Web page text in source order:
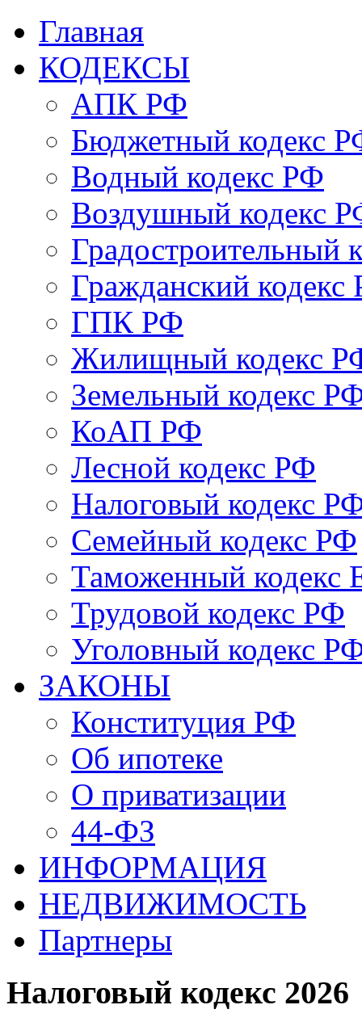
Главная
КОДЕКСЫ
АПК РФ
Бюджетный кодекс
Водный кодекс РФ
Воздушный кодекс
Градостроительный
Гражданский кодекс
ГПК РФ
Жилищный кодекс
Земельный кодекс
КоАП РФ
Лесной кодекс РФ
Налоговый кодекс
Семейный кодекс РФ
Таможенный
Трудовой кодекс РФ
Уголовный кодекс
ЗАКОНЫ
Конституция РФ
Об ипотеке
О приватизации
44-ФЗ
ИНФОРМАЦИЯ
НЕДВИЖИМОСТЬ
Партнеры
Налоговый кодекс 2026